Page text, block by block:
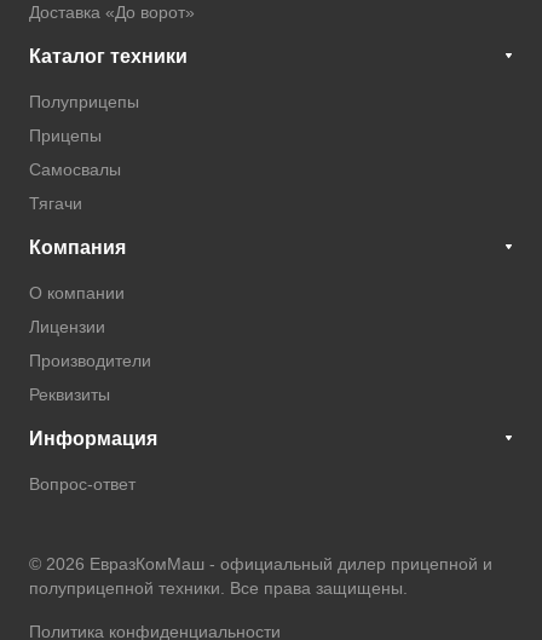
Доставка «До ворот»
Каталог техники
Полуприцепы
Прицепы
Самосвалы
Тягачи
Компания
О компании
Лицензии
Производители
Реквизиты
Информация
Вопрос-ответ
© 2026 ЕвразКомМаш - официальный дилер прицепной и
полуприцепной техники . Все права защищены.
Политика конфиденциальности